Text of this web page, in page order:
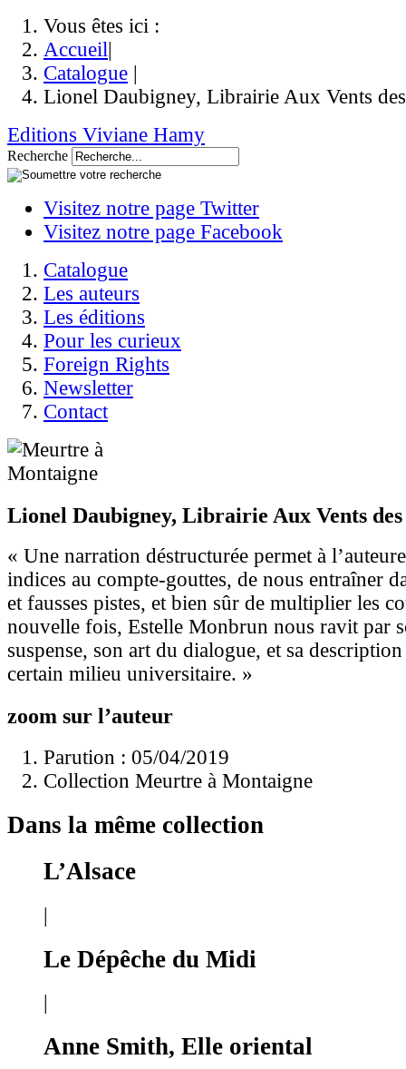
Vous êtes ici :
Accueil|
Catalogue |
Lionel Daubigney, Librairie Aux Vents
Editions Viviane Hamy
Recherche
Visitez notre page Twitter
Visitez notre page Facebook
Catalogue
Les auteurs
Les éditions
Pour les curieux
Foreign Rights
Newsletter
Contact
Lionel Daubigney, Librairie Aux Vents
« Une narration déstructurée permet à
indices au compte-gouttes, de nous entraîner
et fausses pistes, et bien sûr de multiplier les
nouvelle fois, Estelle Monbrun nous ravit par
suspense, son art du dialogue, et sa
certain milieu universitaire. »
zoom sur l’auteur
Parution : 05/04/2019
Collection Meurtre à Montaigne
Dans la même collection
L’Alsace
|
Le Dépêche du Midi
Anne Smith, Elle oriental